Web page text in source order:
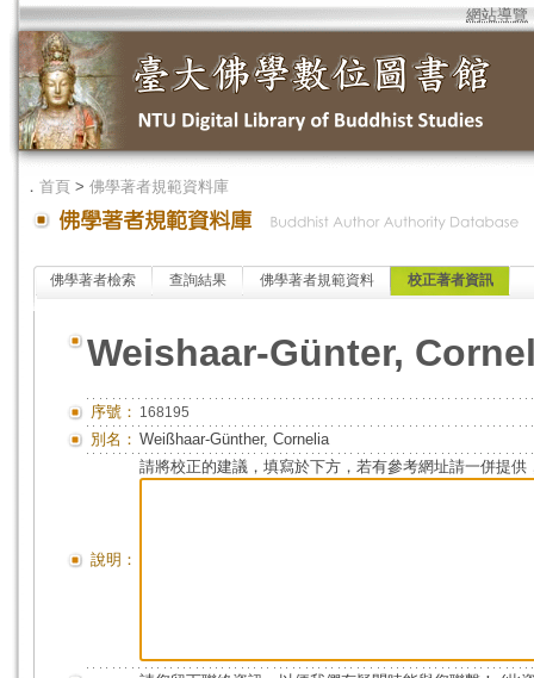
網站導覽
． 首頁 > 佛學著者規範資料庫
佛學著者檢索 查詢結果 佛學著者規範資料 校正著者資訊
Weishaar-Günter,
序號： 168195
別名： Weißhaar-Günther, Cornelia
說明：
請將校正的建議，填寫於下方，若有參考網址請一併提供